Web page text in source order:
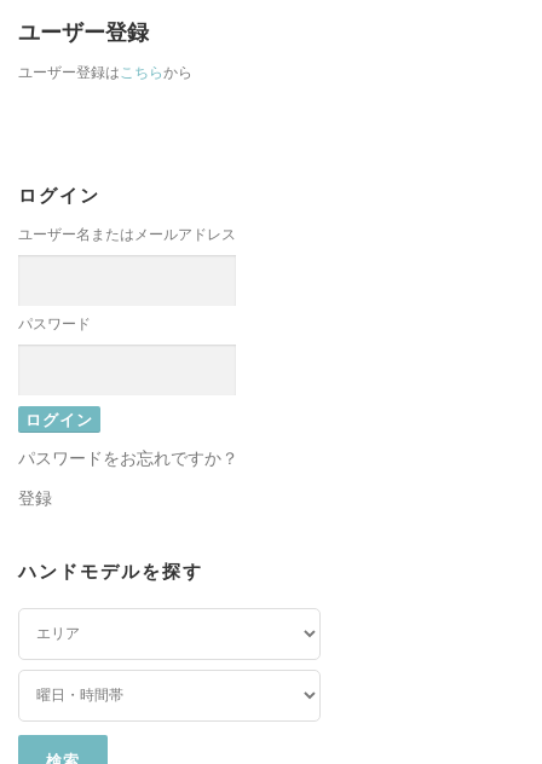
ユーザー登録
ユーザー登録はこちらから
ログイン
ユーザー名またはメールアドレス
パスワード
パスワードをお忘れですか？
登録
ハンドモデルを探す